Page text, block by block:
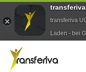
transferiva
Laden - bei